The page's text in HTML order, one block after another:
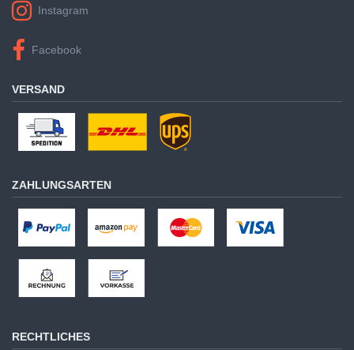
Instagram
Facebook
VERSAND
ZAHLUNGSARTEN
RECHTLICHES